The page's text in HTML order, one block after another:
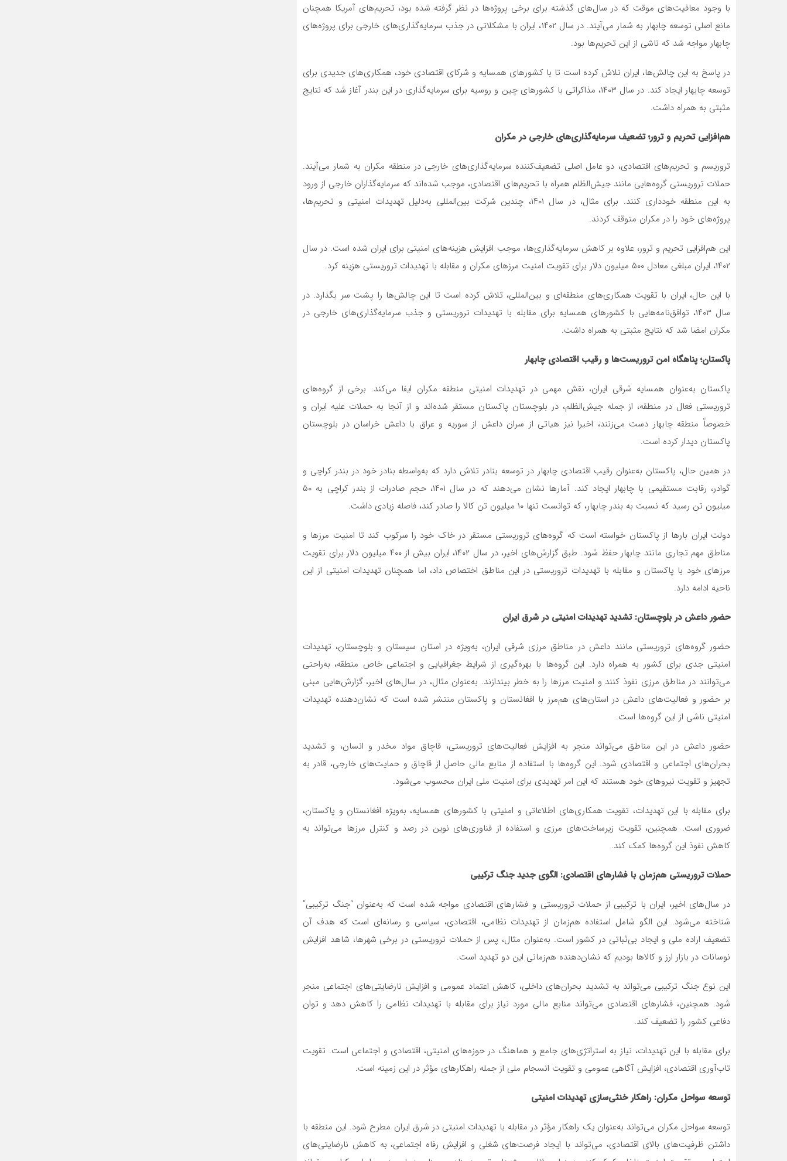
با وجود معافیت‌های موقت که در سال‌های گذشته برای برخی پروژه‌ها در نظر گرفته شده بود، تحریم‌های آمریکا همچنان
مانع اصلی توسعه چابهار به شمار می‌آیند. در سال ۱۴۰۲، ایران با مشکلاتی در جذب سرمایه‌گذاری‌های خارجی برای پروژه‌های
چابهار مواجه شد که ناشی از این تحریم‌ها بود.
در پاسخ به این چالش‌ها، ایران تلاش کرده است تا با کشورهای همسایه و شرکای اقتصادی خود، همکاری‌های جدیدی برای
توسعه چابهار ایجاد کند. در سال ۱۴۰۳، مذاکراتی با کشورهای چین و روسیه برای سرمایه‌گذاری در این بندر آغاز شد که نتایج
مثبتی به همراه داشت.
هم‌افزایی تحریم و ترور؛ تضعیف سرمایه‌گذاری‌های خارجی در مکران
تروریسم و تحریم‌های اقتصادی، دو عامل اصلی تضعیف‌کننده سرمایه‌گذاری‌های خارجی در منطقه مکران به شمار می‌آیند.
حملات تروریستی گروه‌هایی مانند جیش‌الظلم همراه با تحریم‌های اقتصادی، موجب شده‌اند که سرمایه‌گذاران خارجی از ورود
به این منطقه خودداری کنند. برای مثال، در سال ۱۴۰۱، چندین شرکت بین‌المللی به‌دلیل تهدیدات امنیتی و تحریم‌ها،
پروژه‌های خود را در مکران متوقف کردند.
این هم‌افزایی تحریم و ترور، علاوه بر کاهش سرمایه‌گذاری‌ها، موجب افزایش هزینه‌های امنیتی برای ایران شده است. در سال
۱۴۰۲، ایران مبلغی معادل ۵۰۰ میلیون دلار برای تقویت امنیت مرزهای مکران و مقابله با تهدیدات تروریستی هزینه کرد.
با این حال، ایران با تقویت همکاری‌های منطقه‌ای و بین‌المللی، تلاش کرده است تا این چالش‌ها را پشت سر بگذارد. در
سال ۱۴۰۳، توافق‌نامه‌هایی با کشورهای همسایه برای مقابله با تهدیدات تروریستی و جذب سرمایه‌گذاری‌های خارجی در
مکران امضا شد که نتایج مثبتی به همراه داشت.
پاکستان؛ پناهگاه امن تروریست‌ها و رقیب اقتصادی چابهار
پاکستان به‌عنوان همسایه شرقی ایران، نقش مهمی در تهدیدات امنیتی منطقه مکران ایفا می‌کند. برخی از گروه‌های
تروریستی فعال در منطقه، از جمله جیش‌الظلم، در بلوچستان پاکستان مستقر شده‌اند و از آنجا به حملات علیه ایران و
خصوصاً منطقه چابهار دست می‌زنند، اخیرا نیز هیاتی از سران داعش از سوریه و عراق با داعش خراسان در بلوچستان
پاکستان دیدار کرده است.
در همین حال، پاکستان به‌عنوان رقیب اقتصادی چابهار در توسعه بنادر تلاش دارد که به‌واسطه بنادر خود در بندر کراچی و
گوادر، رقابت مستقیمی با چابهار ایجاد کند. آمارها نشان می‌دهند که در سال ۱۴۰۱، حجم صادرات از بندر کراچی به ۵۰
میلیون تن رسید که نسبت به بندر چابهار، که توانست تنها ۱۰ میلیون تن کالا را صادر کند، فاصله زیادی داشت.
دولت ایران بارها از پاکستان خواسته است که گروه‌های تروریستی مستقر در خاک خود را سرکوب کند تا امنیت مرزها و
مناطق مهم تجاری مانند چابهار حفظ شود. طبق گزارش‌های اخیر، در سال ۱۴۰۲، ایران بیش از ۴۰۰ میلیون دلار برای تقویت
مرزهای خود با پاکستان و مقابله با تهدیدات تروریستی در این مناطق اختصاص داد، اما همچنان تهدیدات امنیتی از این
ناحیه ادامه دارد.
حضور داعش در بلوچستان: تشدید تهدیدات امنیتی در شرق ایران
حضور گروه‌های تروریستی مانند داعش در مناطق مرزی شرقی ایران، به‌ویژه در استان سیستان و بلوچستان، تهدیدات
امنیتی جدی برای کشور به همراه دارد. این گروه‌ها با بهره‌گیری از شرایط جغرافیایی و اجتماعی خاص منطقه، به‌راحتی
می‌توانند در مناطق مرزی نفوذ کنند و امنیت مرزها را به خطر بیندازند. به‌عنوان مثال، در سال‌های اخیر، گزارش‌هایی مبنی
بر حضور و فعالیت‌های داعش در استان‌های هم‌مرز با افغانستان و پاکستان منتشر شده است که نشان‌دهنده تهدیدات
امنیتی ناشی از این گروه‌ها است.
حضور داعش در این مناطق می‌تواند منجر به افزایش فعالیت‌های تروریستی، قاچاق مواد مخدر و انسان، و تشدید
بحران‌های اجتماعی و اقتصادی شود. این گروه‌ها با استفاده از منابع مالی حاصل از قاچاق و حمایت‌های خارجی، قادر به
تجهیز و تقویت نیروهای خود هستند که این امر تهدیدی برای امنیت ملی ایران محسوب می‌شود.
برای مقابله با این تهدیدات، تقویت همکاری‌های اطلاعاتی و امنیتی با کشورهای همسایه، به‌ویژه افغانستان و پاکستان،
ضروری است. همچنین، تقویت زیرساخت‌های مرزی و استفاده از فناوری‌های نوین در رصد و کنترل مرزها می‌تواند به
کاهش نفوذ این گروه‌ها کمک کند.
حملات تروریستی هم‌زمان با فشارهای اقتصادی: الگوی جدید جنگ ترکیبی
در سال‌های اخیر، ایران با ترکیبی از حملات تروریستی و فشارهای اقتصادی مواجه شده است که به‌عنوان “جنگ ترکیبی”
شناخته می‌شود. این الگو شامل استفاده هم‌زمان از تهدیدات نظامی، اقتصادی، سیاسی و رسانه‌ای است که هدف آن
تضعیف اراده ملی و ایجاد بی‌ثباتی در کشور است. به‌عنوان مثال، پس از حملات تروریستی در برخی شهرها، شاهد افزایش
نوسانات در بازار ارز و کالاها بودیم که نشان‌دهنده هم‌زمانی این دو تهدید است.
این نوع جنگ ترکیبی می‌تواند به تشدید بحران‌های داخلی، کاهش اعتماد عمومی و افزایش نارضایتی‌های اجتماعی منجر
شود. همچنین، فشارهای اقتصادی می‌تواند منابع مالی مورد نیاز برای مقابله با تهدیدات نظامی را کاهش دهد و توان
دفاعی کشور را تضعیف کند.
برای مقابله با این تهدیدات، نیاز به استراتژی‌های جامع و هماهنگ در حوزه‌های امنیتی، اقتصادی و اجتماعی است. تقویت
تاب‌آوری اقتصادی، افزایش آگاهی عمومی و تقویت انسجام ملی از جمله راهکارهای مؤثر در این زمینه است.
توسعه سواحل مکران: راهکار خنثی‌سازی تهدیدات امنیتی
توسعه سواحل مکران می‌تواند به‌عنوان یک راهکار مؤثر در مقابله با تهدیدات امنیتی در شرق ایران مطرح شود. این منطقه با
داشتن ظرفیت‌های بالای اقتصادی، می‌تواند با ایجاد فرصت‌های شغلی و افزایش رفاه اجتماعی، به کاهش نارضایتی‌های